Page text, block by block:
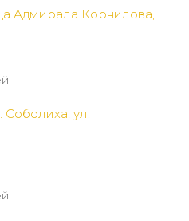
Адмирала Корнилова,
Соболиха, ул.